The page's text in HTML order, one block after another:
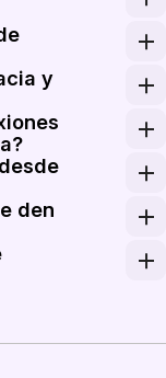
los servicios
Huesca
y
se pueden
50 minutos a
es la
den
de alta